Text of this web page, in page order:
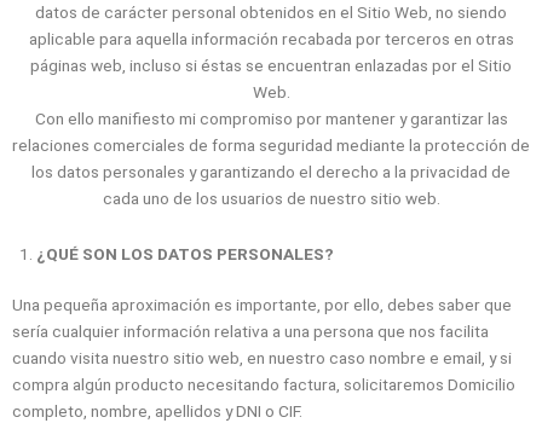
datos de carácter personal obtenidos en el Sitio Web, no siendo
aplicable para aquella información recabada por terceros en otras
páginas web, incluso si éstas se encuentran enlazadas por el Sitio
Web.
Con ello manifiesto mi compromiso por mantener y garantizar las
relaciones comerciales de forma seguridad mediante la protección de
los datos personales y garantizando el derecho a la privacidad de
cada uno de los usuarios de nuestro sitio web.
¿QUÉ SON LOS DATOS PERSONALES?
Una pequeña aproximación es importante, por ello, debes saber que
sería cualquier información relativa a una persona que nos facilita
cuando visita nuestro sitio web, en nuestro caso nombre e email, y si
compra algún producto necesitando factura, solicitaremos Domicilio
completo, nombre, apellidos y DNI o CIF.